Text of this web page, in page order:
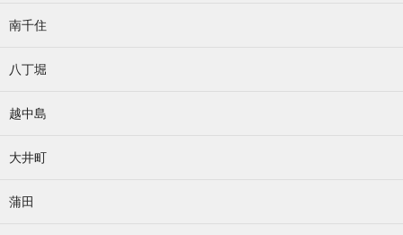
南千住
八丁堀
越中島
大井町
蒲田